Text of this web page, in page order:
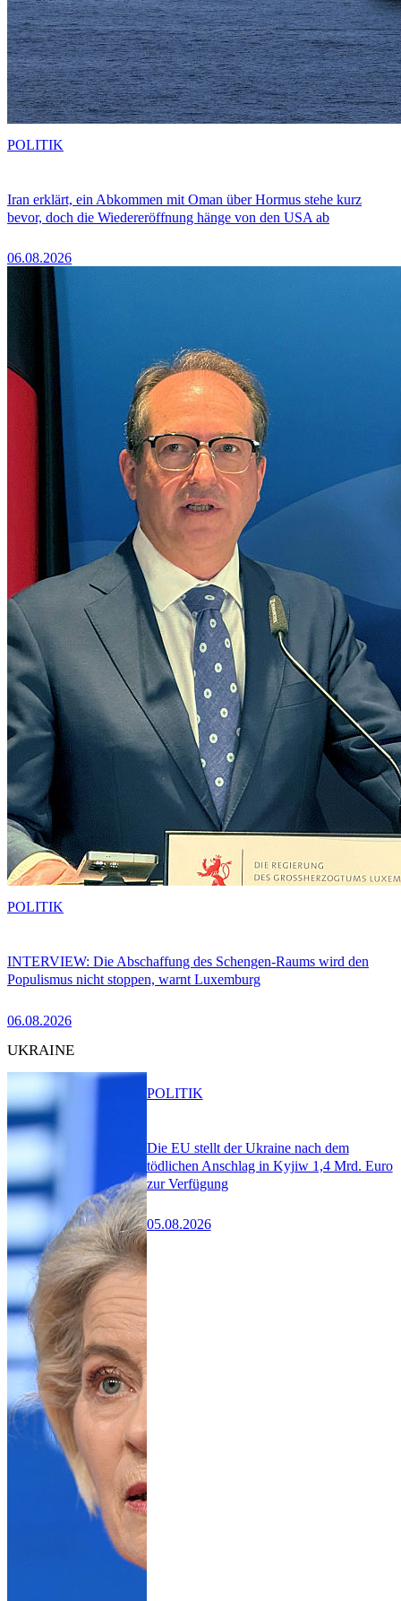
Iran erklärt, ein Abkommen mit Oman über Hormus stehe kurz
bevor, doch die Wiedereröffnung hänge von den USA ab
06.08.2026
POLITIK
INTERVIEW: Die Abschaffung des Schengen-Raums wird den
Populismus nicht stoppen, warnt Luxemburg
06.08.2026
POLITIK
UKRAINE
Die EU stellt der Ukraine nach dem
tödlichen Anschlag in Kyjiw 1,4 Mrd. Euro
zur Verfügung
05.08.2026
POLITIK